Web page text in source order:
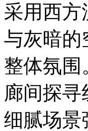
采用西方
与灰暗的
整体氛围
廊间探
细腻场景